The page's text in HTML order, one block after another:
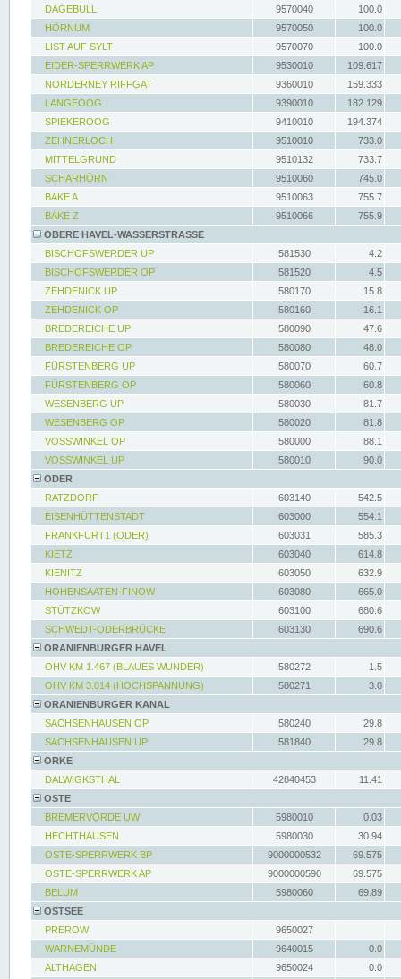
DAGEBÜLL 9570040
100.0
HÖRNUM
9570050
100.0
LIST AUF SYLT
9570070
100.0
EIDER-SPERRWERK AP
9530010
109.617
NORDERNEY RIFFGAT
9360010
159.333
LANGEOOG
9390010
182.129
SPIEKEROOG
9410010
194.374
ZEHNERLOCH
9510010
733.0
MITTELGRUND
9510132
733.7
SCHARHÖRN
9510060
745.0
BAKE A
9510063
755.7
BAKE Z
9510066
755.9
OBERE HAVEL-WASSERSTRASSE
BISCHOFSWERDER UP
581530
4.2
BISCHOFSWERDER OP
581520
4.5
ZEHDENICK UP
580170
15.8
ZEHDENICK OP
580160
16.1
BREDEREICHE UP
580090
47.6
BREDEREICHE OP
580080
48.0
FÜRSTENBERG UP
580070
60.7
FÜRSTENBERG OP
580060
60.8
WESENBERG UP
580030
81.7
WESENBERG OP
580020
81.8
VOSSWINKEL OP
580000
88.1
VOSSWINKEL UP
580010
90.0
ODER
RATZDORF
603140
542.5
EISENHÜTTENSTADT
603000
554.1
FRANKFURT1 (ODER)
603031
585.3
KIETZ
603040
614.8
KIENITZ
603050
632.9
HOHENSAATEN-FINOW
603080
665.0
STÜTZKOW
603100
680.6
SCHWEDT-ODERBRÜCKE
603130
690.6
ORANIENBURGER HAVEL
OHV KM 1.467 (BLAUES WUNDER)
580272
1.5
OHV KM 3.014 (HOCHSPANNUNG)
580271
3.0
ORANIENBURGER KANAL
SACHSENHAUSEN OP
580240
29.8
SACHSENHAUSEN UP
581840
29.8
ORKE
DALWIGKSTHAL
42840453
11.41
OSTE
BREMERVÖRDE UW
5980010
0.03
HECHTHAUSEN
5980030
30.94
OSTE-SPERRWERK BP
9000000532
69.575
OSTE-SPERRWERK AP
9000000590
69.575
BELUM
5980060
69.89
OSTSEE
PREROW
9650027
WARNEMÜNDE
9640015
0.0
ALTHAGEN
9650024
0.0